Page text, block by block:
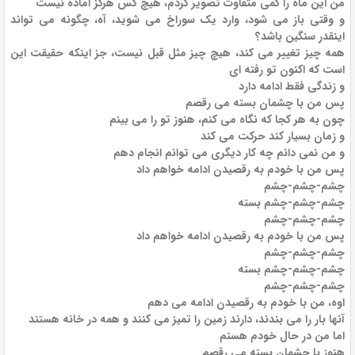
و وقتی باز می شود، وارد یک سوراخ می شوید، آه، چگونه می تواند
اینقدر سنگین باشد؟
همه چیز تغییر می کند، هیچ چیز مثل قبل نیست، جز اینکه حقیقت این
است که اکنون تو رفته ای
و زندگی فقط ادامه دارد
پس من با چشمان بسته می رقصم
چون به هر کجا که نگاه می کنم، هنوز تو را می بینم
و زمان بسیار کند حرکت می کند
و من نمی دانم چه کار دیگری می توانم انجام دهم
پس من با خودم به رقصیدن ادامه خواهم داد
چشم-چشم-چشم
چشم-چشم-چشم بسته
چشم-چشم-چشم
پس من با خودم به رقصیدن ادامه خواهم داد
چشم-چشم-چشم
چشم-چشم-چشم بسته
چشم-چشم-چشم
اوه، من با خودم به رقصیدن ادامه می دهم
آنها بار را می بندند، دارند زمین را تمیز می کنند و همه در خانه هستند
اما من در حال خودم هستم